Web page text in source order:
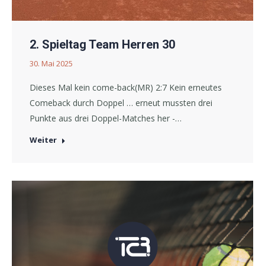
2. Spieltag Team Herren 30
30. Mai 2025
Dieses Mal kein come-back(MR) 2:7 Kein erneutes
Comeback durch Doppel … erneut mussten drei
Punkte aus drei Doppel-Matches her -…
Weiter